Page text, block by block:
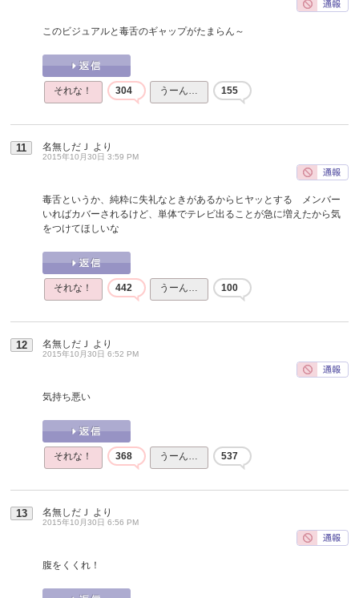
このビジュアルと毒舌のギャップがたまらん～
それな！ 304 うーん… 155
11 名無しだＪ より
2015年10月30日 3:59 PM
毒舌というか、純粋に失礼なときがあるからヒヤッとする メンバー
いればカバーされるけど、単体でテレビ出ることが急に増えたから気
をつけてほしいな
それな！ 442 うーん… 100
12 名無しだＪ より
2015年10月30日 6:52 PM
気持ち悪い
それな！ 368 うーん… 537
13 名無しだＪ より
2015年10月30日 6:56 PM
腹をくくれ！